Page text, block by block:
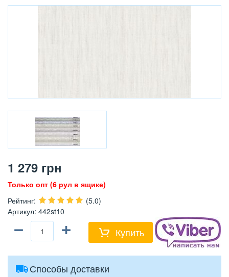
1 279 грн
Только опт (6 рул в ящике)
Рейтинг:
(5.0)
Артикул: 442st10
− + Купить
Способы доставки